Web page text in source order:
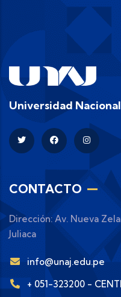
Universidad
CONTACTO
Dirección: Av. Nueva
Juliaca
info@unaj.edu.pe
+ 051-323200 -